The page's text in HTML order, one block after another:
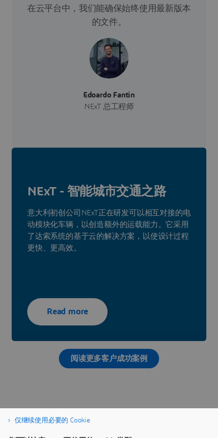
在云平台中，我们能确保始终使用最新版本
的文件。
Edoardo Fantin
NExT 总工程师
NExT - 智能城市交通之路
意大利初创公司NExT正在研发可以相互对接的电
动模块化车辆，以创造额外的运载能力。它采用
了达索系统的基于云的解决方案，以使设计过程
更快、更高效。
Read more
阅读更多客户成功案例
仅继续使用必要的 Cookie